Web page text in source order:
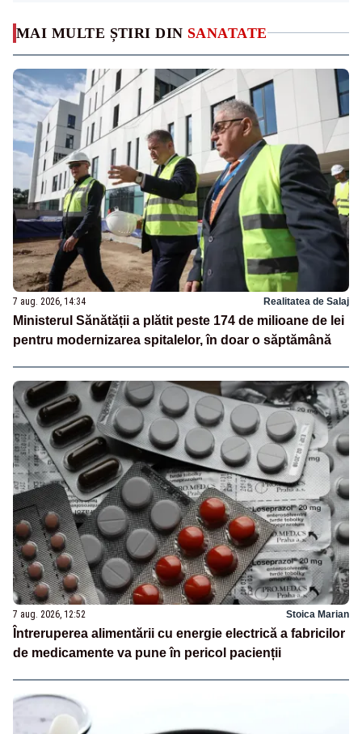
MAI MULTE ȘTIRI DIN SANATATE
7 aug. 2026, 14:34 Realitatea de Salaj
Ministerul Sănătății a plătit peste 174 de milioane de lei
pentru modernizarea spitalelor, în doar o săptămână
7 aug. 2026, 12:52 Stoica Marian
Întreruperea alimentării cu energie electrică a fabricilor
de medicamente va pune în pericol pacienții